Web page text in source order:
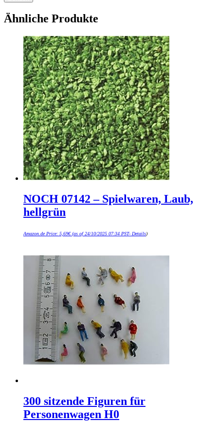
Ähnliche Produkte
NOCH 07142 – Spielwaren, Laub,
hellgrün
Amazon.de Price: 5,69€(as of 24/10/2025 07:34 PST- Details)
300 sitzende Figuren für
Personenwagen H0